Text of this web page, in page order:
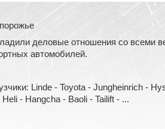
деловые отношения со всеми
автомобилей.
Linde - Toyota - Jungheinrich -
- Hangcha - Baoli - Tailift - ...